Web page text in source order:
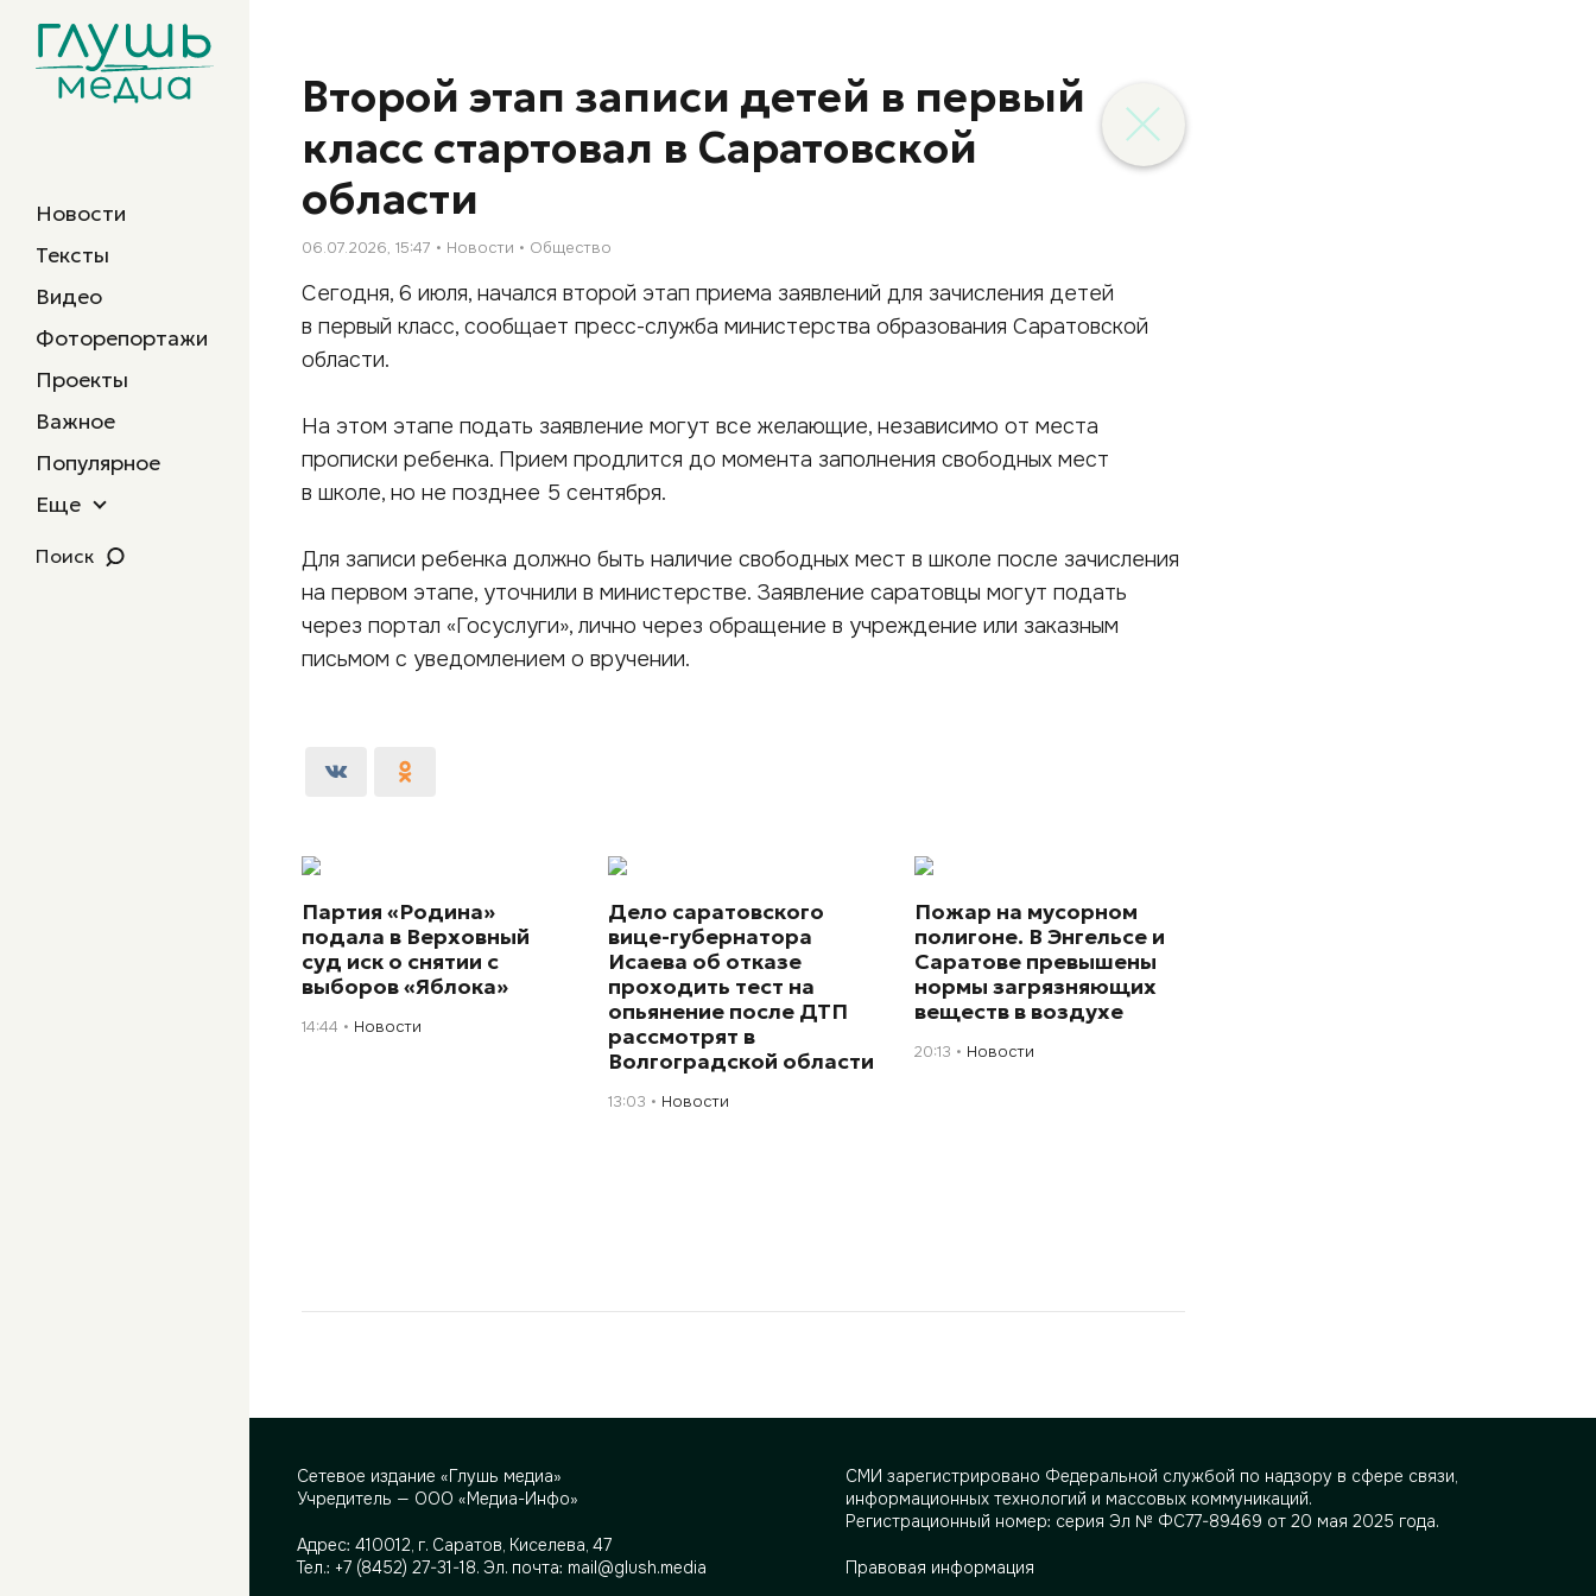
Новости
Тексты
Видео
Фоторепортажи
Проекты
Важное
Популярное
Еще
Поиск
Второй этап записи детей в первый
класс стартовал в Саратовской
области
06.07.2026, 15:47 Новости Общество
Сегодня, 6 июля, начался второй этап приема заявлений для зачисления детей
в первый класс, сообщает пресс-служба министерства образования Саратовской
области.
На этом этапе подать заявление могут все желающие, независимо от места
прописки ребенка. Прием продлится до момента заполнения свободных мест
в школе, но не позднее 5 сентября.
Для записи ребенка должно быть наличие свободных мест в школе после зачисления
на первом этапе, уточнили в министерстве. Заявление саратовцы могут подать
через портал «Госуслуги», лично через обращение в учреждение или заказным
письмом с уведомлением о вручении.
Партия «Родина»
подала в Верховный
суд иск о снятии с
выборов «Яблока»
14:44 Новости
Дело саратовского
вице-губернатора
Исаева об отказе
проходить тест на
опьянение после ДТП
рассмотрят в
Волгоградской области
13:03 Новости
Пожар на мусорном
полигоне. В Энгельсе и
Саратове превышены
нормы загрязняющих
веществ в воздухе
20:13 Новости
Сетевое издание «Глушь медиа»
Учредитель — ООО «Медиа-Инфо»
Адрес: 410012, г. Саратов, Киселева, 47
Тел.: +7 (8452) 27-31-18. Эл. почта: mail@glush.media
СМИ зарегистрировано Федеральной службой по надзору в сфере связи,
информационных технологий и массовых коммуникаций.
Регистрационный номер: серия Эл № ФС77-89469 от 20 мая 2025 года.
Правовая информация